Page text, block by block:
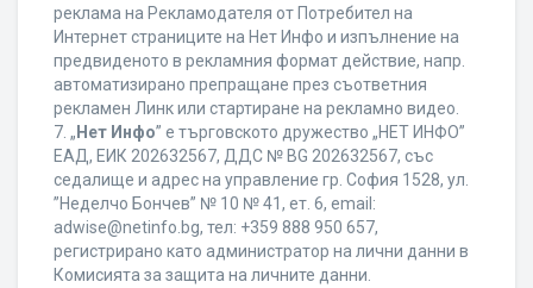
реклама на Рекламодателя от Потребител на
Интернет страниците на Нет Инфо и изпълнение на
предвиденото в рекламния формат действие, напр.
автоматизирано препращане през съответния
рекламен Линк или стартиране на рекламно видео.
7. „ Нет Инфо” е търговското дружество „НЕТ ИНФО”
ЕАД, ЕИК 202632567, ДДС № BG 202632567, със
седалище и адрес на управление гр. София 1528, ул.
”Неделчо Бончев” № 10 № 41, ет. 6, еmail:
adwise@netinfo.bg, тел: +359 888 950 657,
регистрирано като администратор на лични данни в
Комисията за защита на личните данни.